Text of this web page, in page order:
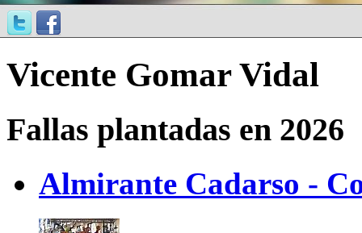
Vicente Gomar Vidal
Fallas plantadas en 2026
Almirante Cadarso -